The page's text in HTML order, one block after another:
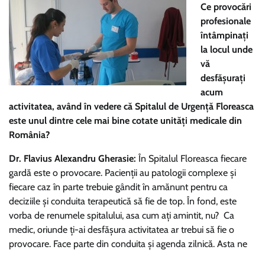
Ce provocări
profesionale
întâmpinați
la locul unde
vă
desfășurați
acum
activitatea, având în vedere că Spitalul de Urgență Floreasca
este unul dintre cele mai bine cotate unități medicale din
România?
Dr. Flavius Alexandru Gherasie: În Spitalul Floreasca fiecare
gardă este o provocare. Pacienții au patologii complexe și
fiecare caz în parte trebuie gândit în amănunt pentru ca
deciziile și conduita terapeutică să fie de top. În fond, este
vorba de renumele spitalului, asa cum ați amintit, nu? Ca
medic, oriunde ți-ai desfășura activitatea ar trebui să fie o
provocare. Face parte din conduita și agenda zilnică. Asta ne